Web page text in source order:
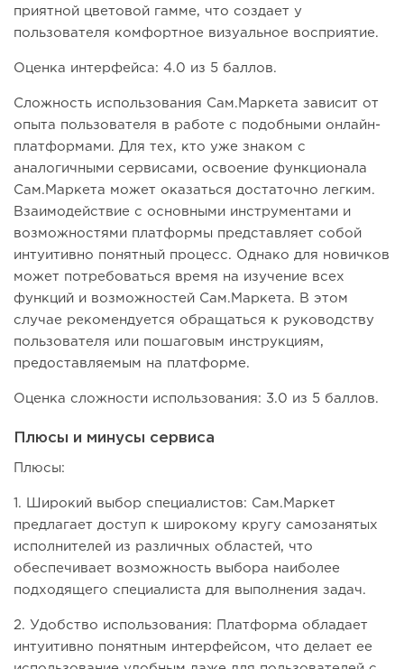
приятной цветовой гамме, что создает у
пользователя комфортное визуальное восприятие.
Оценка интерфейса: 4.0 из 5 баллов.
Сложность использования Сам.Маркета зависит от
опыта пользователя в работе с подобными онлайн-
платформами. Для тех, кто уже знаком с
аналогичными сервисами, освоение функционала
Сам.Маркета может оказаться достаточно легким.
Взаимодействие с основными инструментами и
возможностями платформы представляет собой
интуитивно понятный процесс. Однако для новичков
может потребоваться время на изучение всех
функций и возможностей Сам.Маркета. В этом
случае рекомендуется обращаться к руководству
пользователя или пошаговым инструкциям,
предоставляемым на платформе.
Оценка сложности использования: 3.0 из 5 баллов.
Плюсы и минусы сервиса
Плюсы:
1. Широкий выбор специалистов: Сам.Маркет
предлагает доступ к широкому кругу самозанятых
исполнителей из различных областей, что
обеспечивает возможность выбора наиболее
подходящего специалиста для выполнения задач.
2. Удобство использования: Платформа обладает
интуитивно понятным интерфейсом, что делает ее